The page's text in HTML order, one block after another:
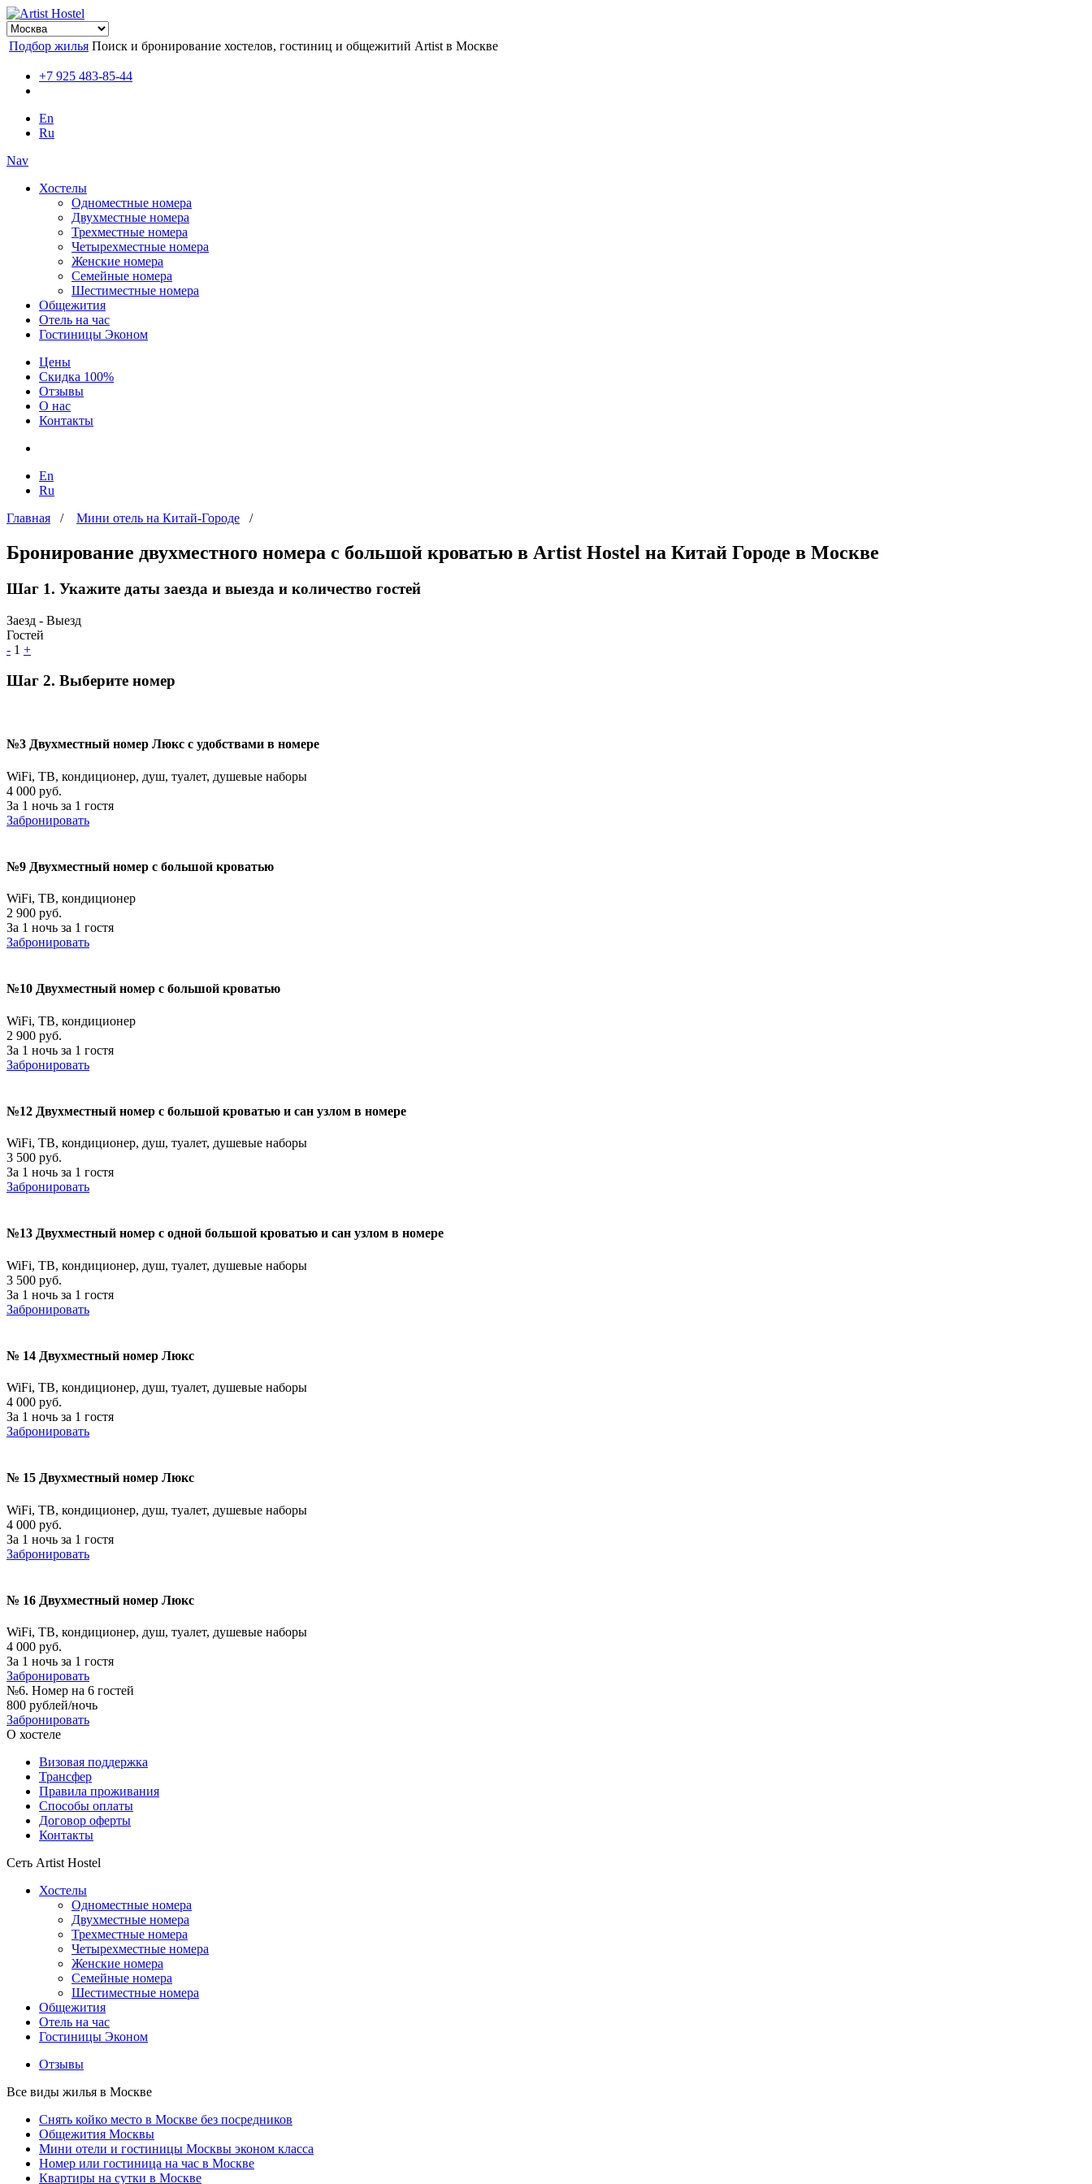
Подбор жилья Поиск и бронирование хостелов, гостиниц и общежитий Artist в Москве
+7 925 483-85-44
En
Ru
Nav
Хостелы
Одноместные номера
Двухместные номера
Трехместные номера
Четырехместные номера
Женские номера
Семейные номера
Шестиместные номера
Общежития
Отель на час
Гостиницы Эконом
Цены
Скидка 100%
Отзывы
О нас
Контакты
En
Ru
Главная / Мини отель на Китай-Городе /
Бронирование двухместного номера с большой кроватью в Artist Hostel на Китай Городе в Москве
Шаг 1. Укажите даты заезда и выезда и количество гостей
Заезд - Выезд
Гостей
- 1 +
Шаг 2. Выберите номер
№3 Двухместный номер Люкс с удобствами в номере
WiFi, ТВ, кондиционер, душ, туалет, душевые наборы
4 000 руб.
За 1 ночь за 1 гостя
Забронировать
№9 Двухместный номер с большой кроватью
WiFi, ТВ, кондиционер
2 900 руб.
За 1 ночь за 1 гостя
Забронировать
№10 Двухместный номер с большой кроватью
WiFi, ТВ, кондиционер
2 900 руб.
За 1 ночь за 1 гостя
Забронировать
№12 Двухместный номер с большой кроватью и сан узлом в номере
WiFi, ТВ, кондиционер, душ, туалет, душевые наборы
3 500 руб.
За 1 ночь за 1 гостя
Забронировать
№13 Двухместный номер с одной большой кроватью и сан узлом в номере
WiFi, ТВ, кондиционер, душ, туалет, душевые наборы
3 500 руб.
За 1 ночь за 1 гостя
Забронировать
№ 14 Двухместный номер Люкс
WiFi, ТВ, кондиционер, душ, туалет, душевые наборы
4 000 руб.
За 1 ночь за 1 гостя
Забронировать
№ 15 Двухместный номер Люкс
WiFi, ТВ, кондиционер, душ, туалет, душевые наборы
4 000 руб.
За 1 ночь за 1 гостя
Забронировать
№ 16 Двухместный номер Люкс
WiFi, ТВ, кондиционер, душ, туалет, душевые наборы
4 000 руб.
За 1 ночь за 1 гостя
Забронировать
№6. Номер на 6 гостей
800 рублей/ночь
Забронировать
О хостеле
Визовая поддержка
Трансфер
Правила проживания
Способы оплаты
Договор оферты
Контакты
Сеть Artist Hostel
Хостелы
Одноместные номера
Двухместные номера
Трехместные номера
Четырехместные номера
Женские номера
Семейные номера
Шестиместные номера
Общежития
Отель на час
Гостиницы Эконом
Отзывы
Все виды жилья в Москве
Снять койко место в Москве без посредников
Общежития Москвы
Мини отели и гостиницы Москвы эконом класса
Номер или гостиница на час в Москве
Квартиры на сутки в Москве